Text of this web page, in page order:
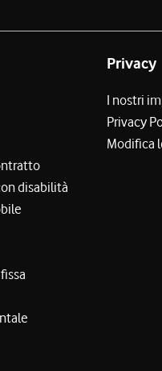
disabilità
Privacy
I nostri
Privacy
Modifica